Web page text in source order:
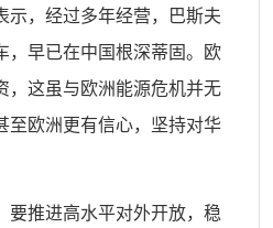
示，经过多年经营，巴斯夫
，早已在中国根深蒂固。欧
，这虽与欧洲能源危机并无
至欧洲更有信心，坚持对华
推进高水平对外开放，稳